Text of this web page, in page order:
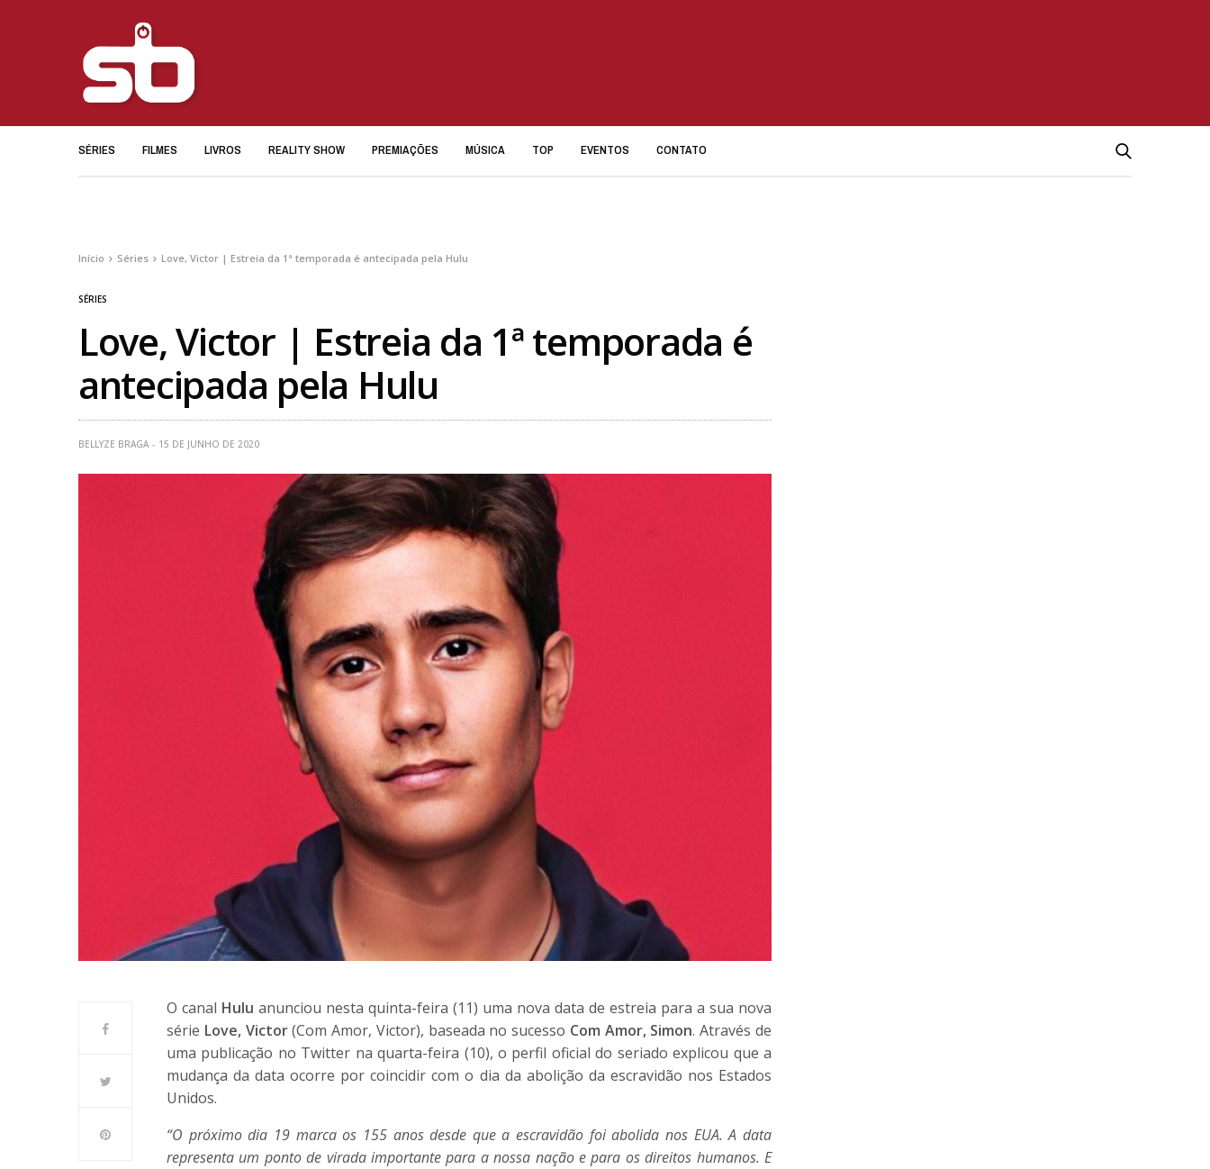
SÉRIES FILMES LIVROS REALITY SHOW PREMIAÇÕES MÚSICA TOP EVENTOS CONTATO
Início Séries Love, Victor | Estreia da 1ª temporada é antecipada pela Hulu
SÉRIES
Love, Victor | Estreia da 1ª temporada é
antecipada pela Hulu
BELLYZE BRAGA 15 DE JUNHO DE 2020
O canal Hulu anunciou nesta quinta-feira (11) uma nova data de estreia para a sua nova
série Love, Victor(Com Amor, Victor), baseada no sucesso Com Amor, Simon. Através de
uma publicação no Twitter na quarta-feira (10), o perfil oficial do seriado explicou que a
mudança da data ocorre por coincidir com o dia da abolição da escravidão nos Estados
Unidos.
“O próximo dia 19 marca os 155 anos desde que a escravidão foi abolida nos EUA. A data
representa um ponto de virada importante para a nossa nação e para os direitos humanos. E